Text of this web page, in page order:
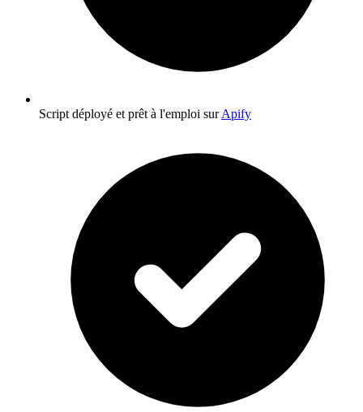
Script déployé et prêt à l'emploi surApify